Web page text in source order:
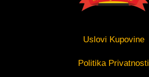
Uslovi Kupovine
Politika Privatnosti